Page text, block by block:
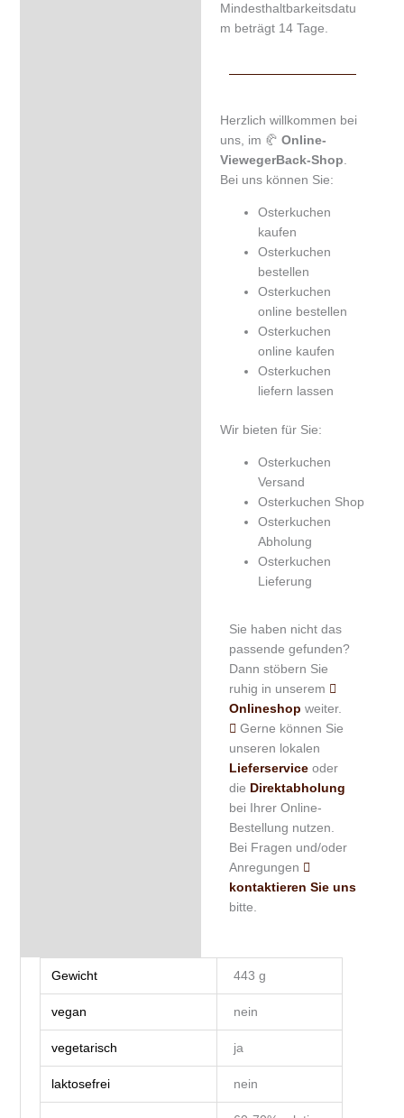
Mindesthaltbarkeitsdatu
m beträgt 14 Tage.
Herzlich willkommen bei
uns, im 🥐 Online-
ViewegerBack-Shop
Bei uns können Sie:
Osterkuchen
kaufen
Osterkuchen
bestellen
Osterkuchen
online bestellen
Osterkuchen
online kaufen
Osterkuchen
liefern lassen
Wir bieten für Sie:
Osterkuchen
Versand
Osterkuchen Shop
Osterkuchen
Abholung
Osterkuchen
Lieferung
Sie haben nicht das
passende gefunden?
Dann stöbern Sie
ruhig in unserem
Onlineshop weiter.
Gerne können Sie
unseren lokalen
Lieferserviceoder
die Direktabholung
bei Ihrer Online-
Bestellung nutzen.
Bei Fragen und/oder
Anregungen
kontaktieren Sie uns
bitte.
Gewicht 443 g
vegan nein
vegetarisch ja
laktosefrei nein